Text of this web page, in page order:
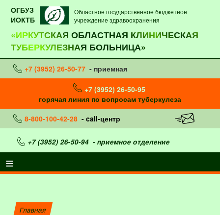
ОГБУЗ
ИОКТБ
Областное государственное бюджетное
учреждение здравоохранения
«ИРКУТСКАЯ ОБЛАСТНАЯ КЛИНИЧЕСКАЯ
ТУБЕРКУЛЕЗНАЯ БОЛЬНИЦА»
+7 (3952) 26-50-77 - приемная
+7 (3952) 26-50-95
горячая линия по вопросам туберкулеза
8-800-100-42-28 - call-центр
+7 (3952) 26-50-94- приемное отделение
Главная